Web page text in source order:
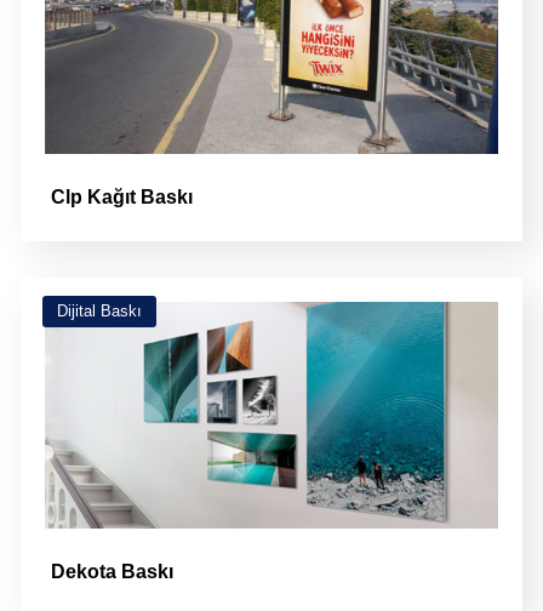
Clp Kağıt Baskı
Dijital Baskı
Dekota Baskı